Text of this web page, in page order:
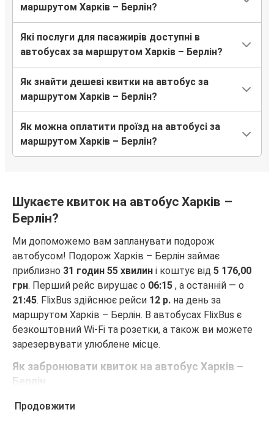
маршрутом Харків – Берлін?
Які послуги для пасажирів доступні в
автобусах за маршрутом Харків – Берлін?
Як знайти дешеві квитки на автобус за
маршрутом Харків – Берлін?
Як можна оплатити проїзд на автобусі за
маршрутом Харків – Берлін?
Шукаєте квиток на автобус Харків –
Берлін?
Ми допоможемо вам запланувати подорож
автобусом! Подорож Харків – Берлін займає
приблизно 31 годин 55 хвилин і коштує від 5 176,00
грн. Перший рейс вирушає о 06:15 , а останній — о
21:45. FlixBus здійснює рейси 12 р. на день за
маршрутом Харків – Берлін. В автобусах FlixBus є
безкоштовний Wi-Fi та розетки, а також ви можете
зарезервувати улюблене місце.
Як забронювати квиток на автобус Харків –
Берлін
Забронювати квиток FlixBus — це неймовірно просто.
Продовжити